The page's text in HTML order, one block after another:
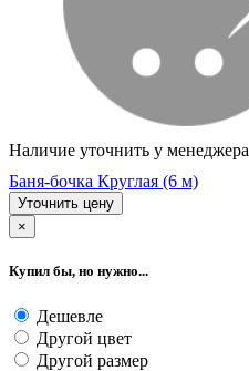
Наличие уточнить у менеджера
Баня-бочка Круглая (6 м)
Уточнить цену
×
Купил бы, но нужно...
Дешевле
Другой цвет
Другой размер